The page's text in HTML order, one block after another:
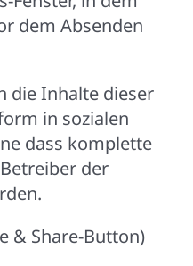
dem Absenden
die Inhalte dieser
in sozialen
dass komplette
der
& Share-Button)